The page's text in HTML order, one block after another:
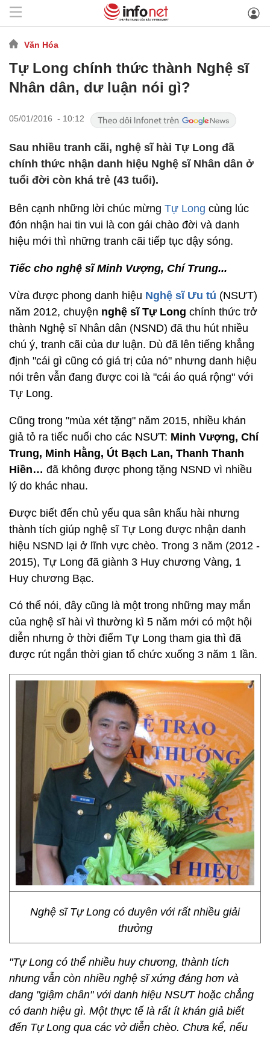
Văn Hóa
Tự Long chính thức thành Nghệ sĩ
Nhân dân, dư luận nói gì?
05/01/2016 - 10:12
Sau nhiều tranh cãi, nghệ sĩ hài Tự Long đã
chính thức nhận danh hiệu Nghệ sĩ Nhân dân ở
tuổi đời còn khá trẻ (43 tuổi).
Bên cạnh những lời chúc mừng Tự Long cùng lúc
đón nhận hai tin vui là con gái chào đời và danh
hiệu mới thì những tranh cãi tiếp tục dậy sóng.
Tiếc cho nghệ sĩ Minh Vượng, Chí Trung...
Vừa được phong danh hiệu Nghệ sĩ Ưu tú (NSƯT)
năm 2012, chuyện nghệ sĩ Tự Long chính thức trở
thành Nghệ sĩ Nhân dân (NSND) đã thu hút nhiều
chú ý, tranh cãi của dư luận. Dù đã lên tiếng khẳng
định "cái gì cũng có giá trị của nó" nhưng danh hiệu
nói trên vẫn đang được coi là "cái áo quá rộng" với
Tự Long.
Cũng trong "mùa xét tặng" năm 2015, nhiều khán
giả tỏ ra tiếc nuối cho các NSƯT: Minh Vượng, Chí
Trung, Minh Hằng, Út Bạch Lan, Thanh Thanh
Hiền… đã không được phong tặng NSND vì nhiều
lý do khác nhau.
Được biết đến chủ yếu qua sân khấu hài nhưng
thành tích giúp nghệ sĩ Tự Long được nhận danh
hiệu NSND lại ở lĩnh vực chèo. Trong 3 năm (2012 -
2015), Tự Long đã giành 3 Huy chương Vàng, 1
Huy chương Bạc.
Có thể nói, đây cũng là một trong những may mắn
của nghệ sĩ hài vì thường kì 5 năm mới có một hội
diễn nhưng ở thời điểm Tự Long tham gia thì đã
được rút ngắn thời gian tổ chức xuống 3 năm 1 lần.
Nghệ sĩ Tự Long có duyên với rất nhiều giải
thưởng
"Tự Long có thể nhiều huy chương, thành tích
nhưng vẫn còn nhiều nghệ sĩ xứng đáng hơn và
đang "giậm chân" với danh hiệu NSƯT hoặc chẳng
có danh hiệu gì. Một thực tế là rất ít khán giả biết
đến Tự Long qua các vở diễn chèo. Chưa kể, nếu